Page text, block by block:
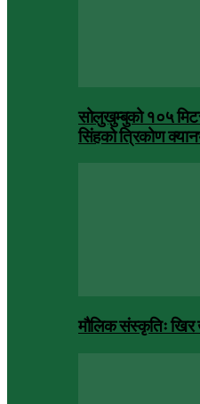
सोलुखुम्बुको १०५
सिंहको त्रिकोण
मौलिक संस्कृतिः खिर